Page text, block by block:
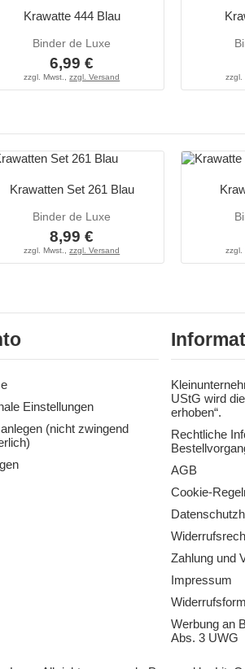
Krawatte 444 Blau
Binder de Luxe
6,99 €
zzgl. Mwst.,zzgl. Versand zzgl.
Krawatten Set 261 Blau
Binder de Luxe
8,99 €
zzgl. Mwst.,zzgl. Versand zzgl.
Einstellungen
(nicht zwingend
UStG wird
erhoben“.
Rechtliche
AGB
Cookie-
Zahlung und
Impressum
Werbung an
Abs. 3 UWG